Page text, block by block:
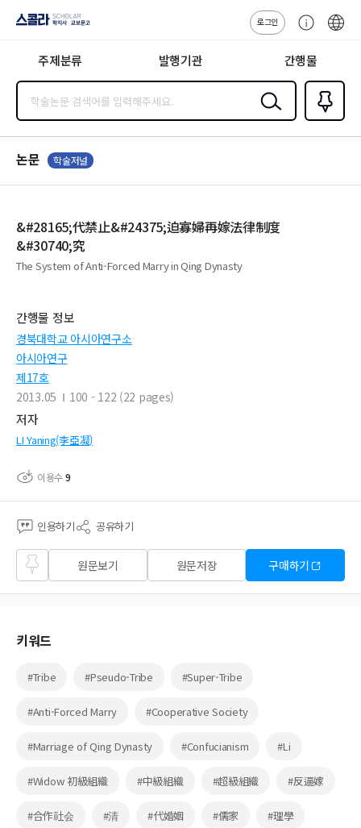
지사·교보문고
로그인
센
주제분류 발행기관 간행물
검색
즐겨찾
기0
논문 학술저널
&#28165;代禁止&#24375;迫寡婦再嫁法律制度
&#30740;究
The System of Anti-Forced Marry in Qing Dynasty
간행물 정보
경북대학교 아시아연구소
아시아연구
제17호
2013.05
100 - 122 (22 pages)
저자
LI Yaning(李亞凝)
이용수9
인용하기 공유하기
즐겨
찾기
원문보기 원문저장 구매하기
키워드
#Tribe #Pseudo-Tribe #Super-Tribe
#Anti-Forced Marry #Cooperative Society
#Marriage of Qing Dynasty #Confucianism #Li
#Widow 初級組織 #中級組織 #超級組織 #反逼嫁
#合作社会 #清 #代婚姻 #儒家 #理學